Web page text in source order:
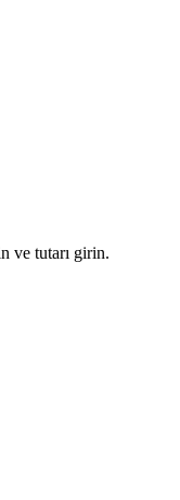
ve tutarı girin.